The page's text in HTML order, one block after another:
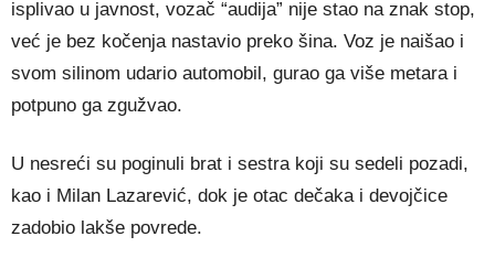
isplivao u javnost, vozač “audija” nije stao na znak stop,
već je bez kočenja nastavio preko šina. Voz je naišao i
svom silinom udario automobil, gurao ga više metara i
potpuno ga zgužvao.
U nesreći su poginuli brat i sestra koji su sedeli pozadi,
kao i Milan Lazarević, dok je otac dečaka i devojčice
zadobio lakše povrede.